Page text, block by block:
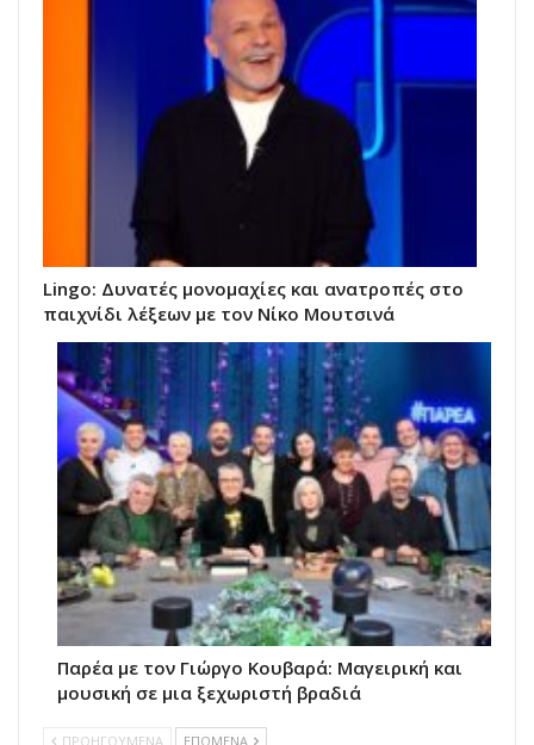
Lingo: Δυνατές μονομαχίες και ανατροπές στο
παιχνίδι λέξεων με τον Νίκο Μουτσινά
Παρέα με τον Γιώργο Κουβαρά: Μαγειρική και
μουσική σε μια ξεχωριστή βραδιά
ΠΡΟΗΓΟΥΜΕΝΑ ΕΠΟΜΕΝΑ